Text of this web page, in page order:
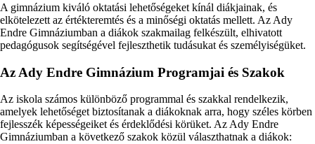
A gimnázium kiváló oktatási lehetőségeket kínál diákjainak, és
elkötelezett az értékteremtés és a minőségi oktatás mellett. Az Ady
Endre Gimnáziumban a diákok szakmailag felkészült, elhivatott
pedagógusok segítségével fejleszthetik tudásukat és személyiségüket.
Az Ady Endre Gimnázium Programjai és Szakok
Az iskola számos különböző programmal és szakkal rendelkezik,
amelyek lehetőséget biztosítanak a diákoknak arra, hogy széles körben
fejlesszék képességeiket és érdeklődési körüket. Az Ady Endre
Gimnáziumban a következő szakok közül választhatnak a diákok: